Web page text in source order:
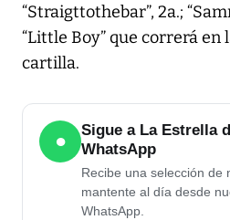
“Straigttothebar”, 2a.;
“Little Boy” que correrá en
cartilla.
●
Sigue a La Estrella
WhatsApp
Recibe una selección de
mantente al día desde
WhatsApp.